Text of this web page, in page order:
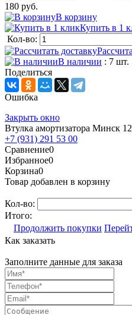
180 руб.
В корзину
Купить в 1
Кол-во:
В наличии : 7 шт.
Поделиться
Ошибка
Закрыть окно
Втулка амортизатора Минск
+7 (931) 291 53 00
Сравнение0
Избранное0
Корзина0
Товар добавлен в корзину
Кол-во:
Итого:
Продолжить покупки
Как заказать
Заполните данные для заказа